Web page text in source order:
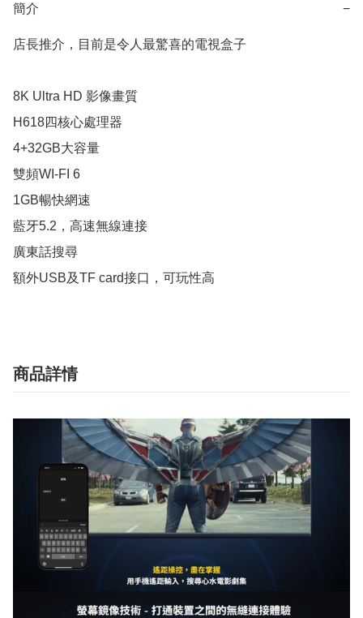
簡介 −
店長推介，目前是令人最驚喜的電視盒子
8K Ultra HD 影像畫質
H618四核心處理器
4+32GB大容量
雙頻WI-FI 6
1GB暢快網速
藍牙5.2，高速無線連接
廣東話搜尋
額外USB及TF card接口，可玩性高
商品詳情